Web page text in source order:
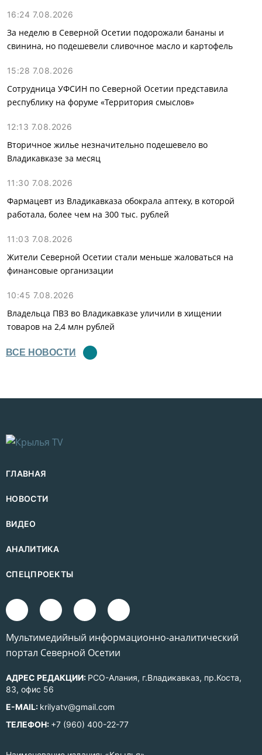
16:24 7.08.2026
За неделю в Северной Осетии подорожали бананы и
свинина, но подешевели сливочное масло и картофель
15:28 7.08.2026
Сотрудница УФСИН по Северной Осетии представила
республику на форуме «Территория смыслов»
12:13 7.08.2026
Вторичное жилье незначительно подешевело во
Владикавказе за месяц
11:30 7.08.2026
Фармацевт из Владикавказа обокрала аптеку, в которой
работала, более чем на 300 тыс. рублей
11:03 7.08.2026
Жители Северной Осетии стали меньше жаловаться на
финансовые организации
10:45 7.08.2026
Владельца ПВЗ во Владикавказе уличили в хищении
товаров на 2,4 млн рублей
ВСЕ НОВОСТИ
ГЛАВНАЯ
НОВОСТИ
ВИДЕО
АНАЛИТИКА
СПЕЦПРОЕКТЫ
Mультимедийный информационно-аналитический
портал Северной Осетии
АДРЕС РЕДАКЦИИ: РСО-Алания, г.Владикавказ, пр.Коста,
83, офис 56
E-MAIL: krilyatv@gmail.com
ТЕЛЕФОН: +7 (960) 400-22-77